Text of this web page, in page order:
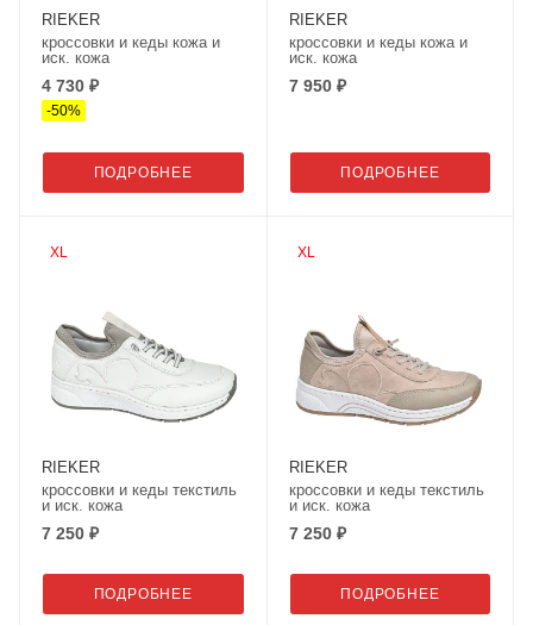
RIEKER
кроссовки и кеды кожа и
иск. кожа
4 730 ₽
-50%
ПОДРОБНЕЕ
RIEKER
кроссовки и кеды кожа и
иск. кожа
7 950 ₽
ПОДРОБНЕЕ
XL
RIEKER
кроссовки и кеды текстиль
и иск. кожа
7 250 ₽
ПОДРОБНЕЕ
XL
RIEKER
кроссовки и кеды текстиль
и иск. кожа
7 250 ₽
ПОДРОБНЕЕ